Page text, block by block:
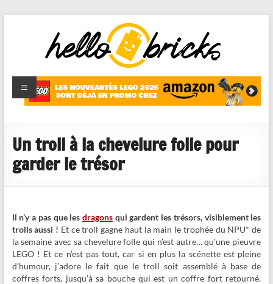
HelloBricks
Blog LEGO,
nouveaut�s
reviews
Un troll à la chevelure folle pour
garder le trésor
Il n’y a pas que les dragonsqui gardent les trésors, visiblement les
trolls aussi ! Et ce troll gagne haut la main le trophée du NPU* de
la semaine avec sa chevelure folle qui n’est autre… qu’une pieuvre
LEGO ! Et ce n’est pas tout, car si en plus la scénette est pleine
d’humour, j’adore le fait que le troll soit assemblé à base de
coffres forts, jusqu’à sa bouche qui est un coffre fort retourné.